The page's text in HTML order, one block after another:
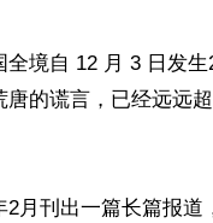
境自 12 月 3 日发
的谎言，已经远远
月刊出一篇长篇报